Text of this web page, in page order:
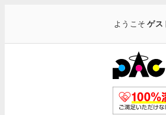
ようこそゲス